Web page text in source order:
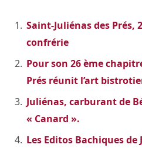
Saint-Juliénas des Prés,
confrérie
Pour son 26 ème
Prés réunit l’art
Juliénas, carburant de
« Canard ».
Les Editos Bachiques de